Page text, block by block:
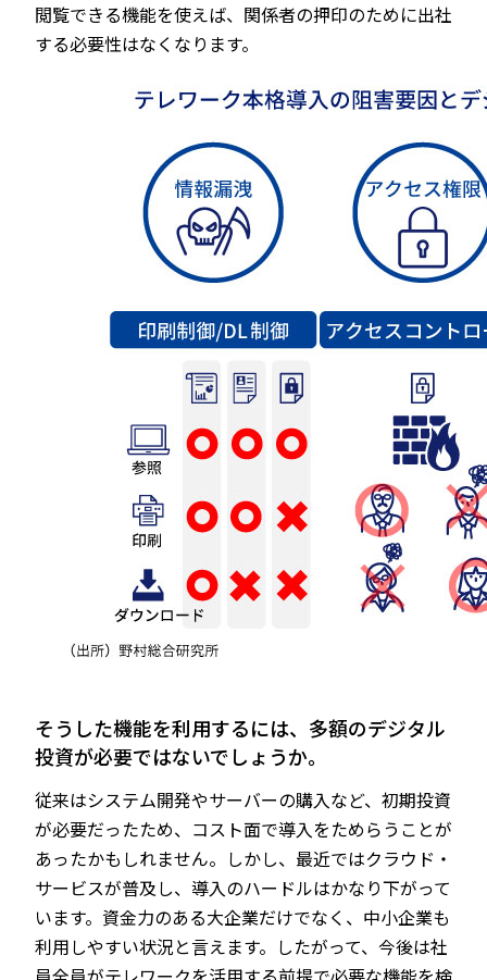
閲覧できる機能を使えば、関係者の押印のために出社
する必要性はなくなります。
――そうした機能を利用するには、多額のデジタル
投資が必要ではないでしょうか。
従来はシステム開発やサーバーの購入など、初期投資
が必要だったため、コスト面で導入をためらうことが
あったかもしれません。しかし、最近ではクラウド・
サービスが普及し、導入のハードルはかなり下がって
います。資金力のある大企業だけでなく、中小企業も
利用しやすい状況と言えます。したがって、今後は社